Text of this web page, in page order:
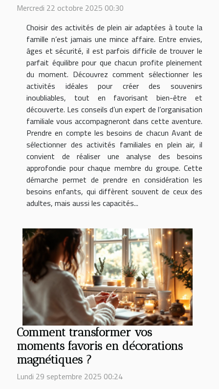
Mercredi 22 octobre 2025 00:30
Choisir des activités de plein air adaptées à toute la
famille n’est jamais une mince affaire. Entre envies,
âges et sécurité, il est parfois difficile de trouver le
parfait équilibre pour que chacun profite pleinement
du moment. Découvrez comment sélectionner les
activités idéales pour créer des souvenirs
inoubliables, tout en favorisant bien-être et
découverte. Les conseils d’un expert de l’organisation
familiale vous accompagneront dans cette aventure.
Prendre en compte les besoins de chacun Avant de
sélectionner des activités familiales en plein air, il
convient de réaliser une analyse des besoins
approfondie pour chaque membre du groupe. Cette
démarche permet de prendre en considération les
besoins enfants, qui diffèrent souvent de ceux des
adultes, mais aussi les capacités...
Comment transformer vos
moments favoris en décorations
magnétiques ?
Lundi 29 septembre 2025 00:24